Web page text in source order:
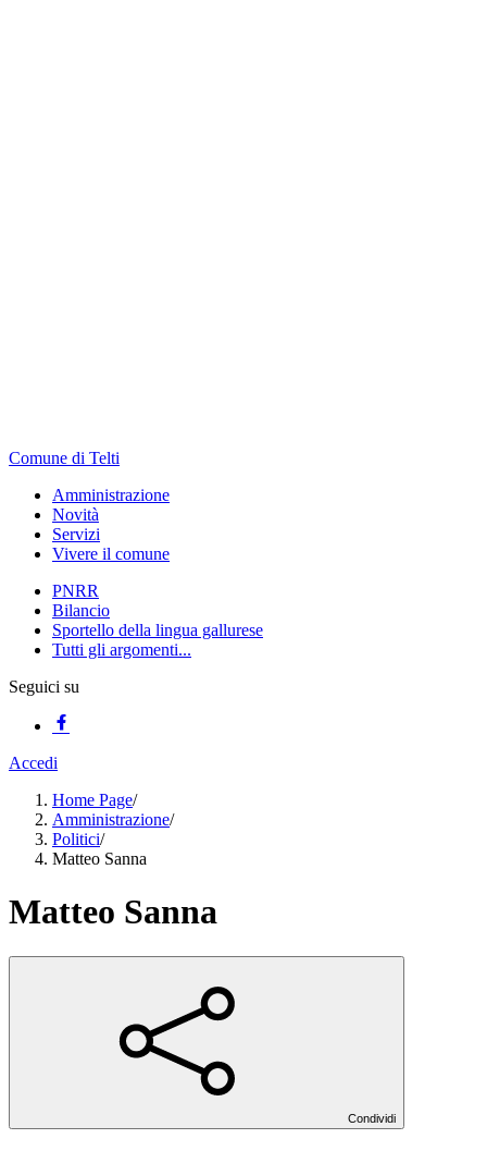
Comune di Telti
Amministrazione
Novità
Servizi
Vivere il comune
PNRR
Bilancio
Sportello della lingua gallurese
Tutti gli argomenti...
Seguici su
Accedi
Home Page/
Amministrazione/
Politici/
Matteo Sanna
Matteo Sanna
Condividi